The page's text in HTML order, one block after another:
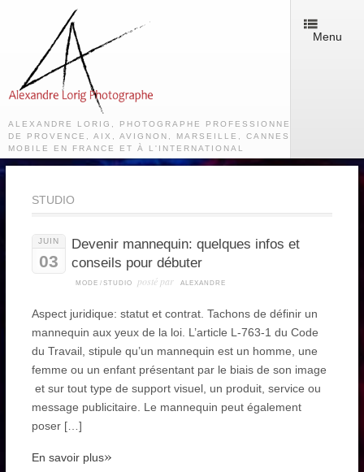
ALEXANDRE LORIG, PHOTOGRAPHE PROFESSIONNEL À SALON
DE PROVENCE, AIX, AVIGNON, MARSEILLE, CANNES, PARIS.
MOBILE EN FRANCE ET À L'INTERNATIONAL
Menu
STUDIO
JUIN
03
Devenir mannequin: quelques infos et
conseils pour débuter
MODE / STUDIO posté par ALEXANDRE
Aspect juridique: statut et contrat. Tachons de définir un
mannequin aux yeux de la loi. L’article L-763-1 du Code
du Travail, stipule qu’un mannequin est un homme, une
femme ou un enfant présentant par le biais de son image
et sur tout type de support visuel, un produit, service ou
message publicitaire. Le mannequin peut également
poser […]
En savoir plus»